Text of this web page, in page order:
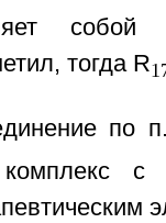
тогда R
по
комплекс с